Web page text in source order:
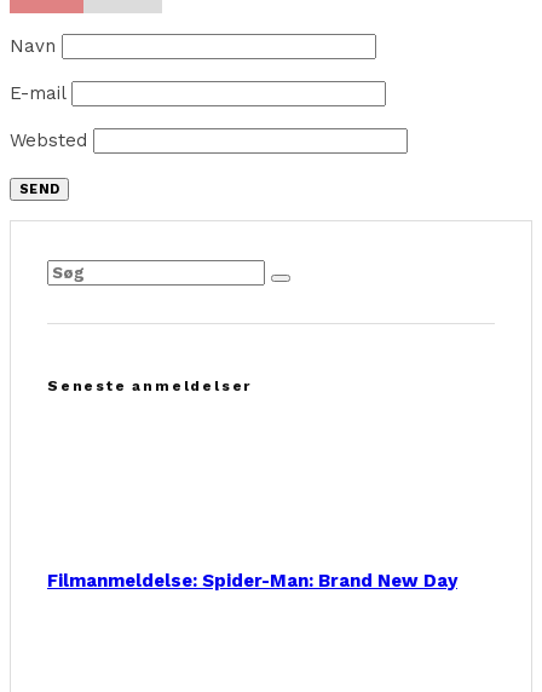
Navn
E-mail
Websted
Seneste anmeldelser
Filmanmeldelse: Spider-Man: Brand New Day